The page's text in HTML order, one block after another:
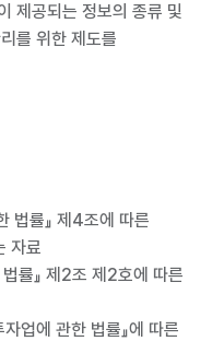
제공되는 정보의 종류 및
를 위한 제도를
법률』 제4조에 따른
자료
률』 제2조 제2호에 따른
업에 관한 법률』에 따른